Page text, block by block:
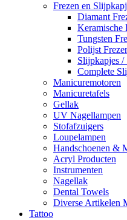
Frezen en
Diamant
Keramische
Tungsten
Polijst
Slijpkapjes /
Complete
Manicuremotoren
Manicuretafels
Gellak
UV Nagellampen
Stofafzuigers
Loupelampen
Handschoenen &
Acryl Producten
Instrumenten
Nagellak
Dental Towels
Diverse Artikelen
Tattoo